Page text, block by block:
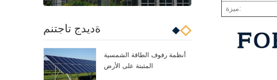
ةديدج تاجتنم
أنظمة رفوف الطاقة الشمسية
المثبتة على الأرض
ميزة: